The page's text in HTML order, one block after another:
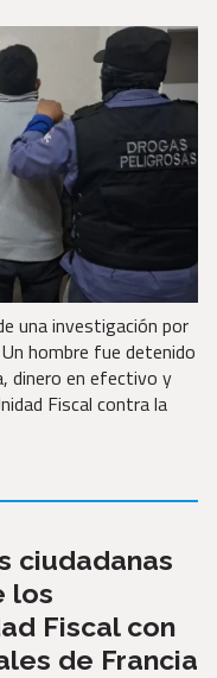
una investigación por
hombre fue detenido
dinero en efectivo y
Fiscal contra la
ciudadanas
los
Fiscal con
de Francia